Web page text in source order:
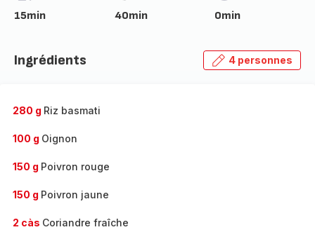
15min 40min 0min
Ingrédients 4 personnes
280 g Riz basmati
100 g Oignon
150 g Poivron rouge
150 g Poivron jaune
2 càs Coriandre fraîche